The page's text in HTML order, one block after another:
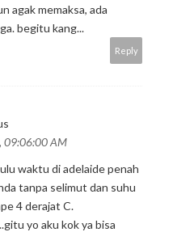
agak memaksa, ada
begitu kang...
Reply
09:06:00 AM
waktu di adelaide penah
tanpa selimut dan suhu
4 derajat C.
yo aku kok ya bisa